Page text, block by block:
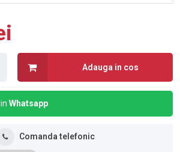
Adauga in cos
Whatsapp
Comanda telefonic